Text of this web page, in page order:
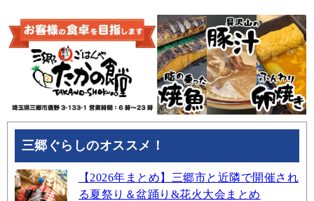
三郷ぐらしのオススメ！
【2026年まとめ】三郷市と近隣で開催され
る夏祭り＆盆踊り&花火大会まとめ